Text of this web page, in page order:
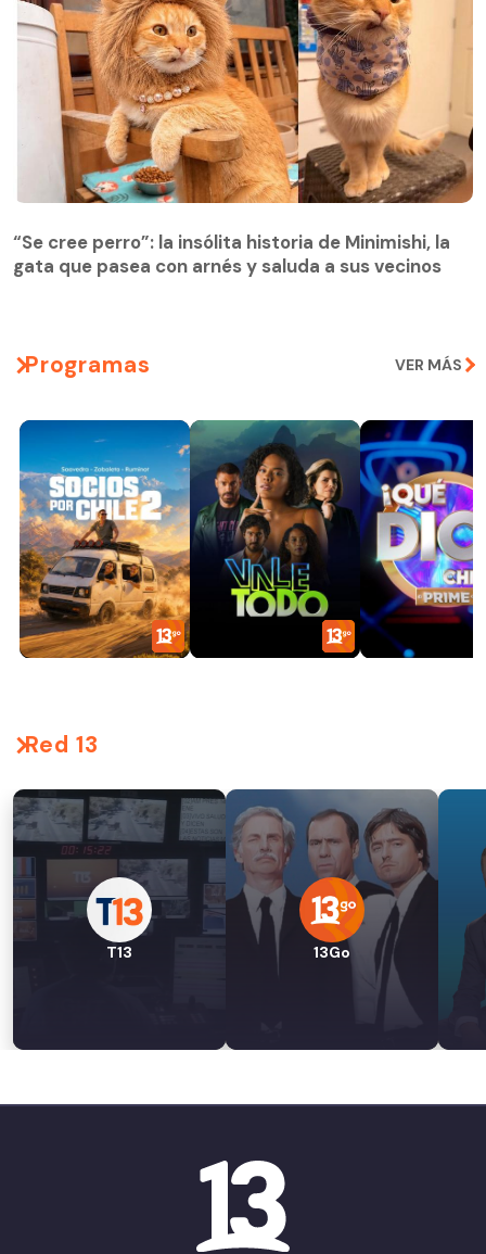
“Se cree perro”: la insólita historia de Minimishi, la
gata que pasea con arnés y saluda a sus vecinos
Programas VER MÁS
Red 13
T13 13Go